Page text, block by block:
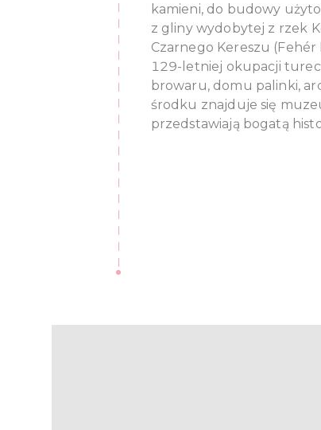
kamieni, do budowy
z gliny wydobytej z rzek
Czarnego Kereszu (Fehér
129-letniej okupacji
browaru, domu palinki,
środku znajduje się
przedstawiają bogatą